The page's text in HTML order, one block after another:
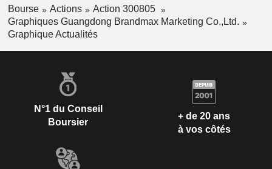
Bourse Actions
Action 300805
Graphiques Guangdong Brandmax Marketing Co.,Ltd.
Graphique Actualités
N°1 du Conseil
Boursier
+ de 20 ans
à vos côtés